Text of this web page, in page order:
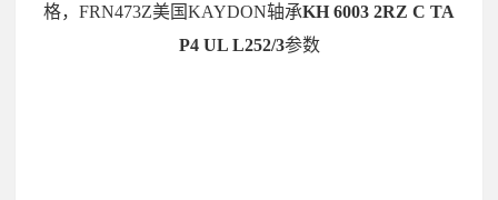
格，FRN473Z美国KAYDON轴承KH 6003 2RZ C TA
P4 UL L252/3参数